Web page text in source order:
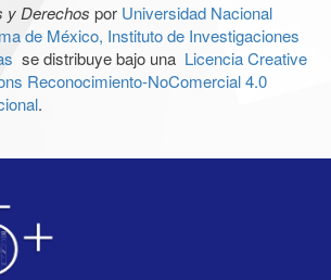
y Derechos por Universidad Nacional
de México, Instituto de Investigaciones
se distribuye bajo una Licencia Creative
Reconocimiento-NoComercial 4.0
.